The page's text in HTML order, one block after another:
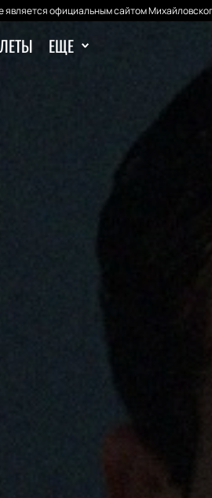
является официальным сайтом
ЕЩЕ